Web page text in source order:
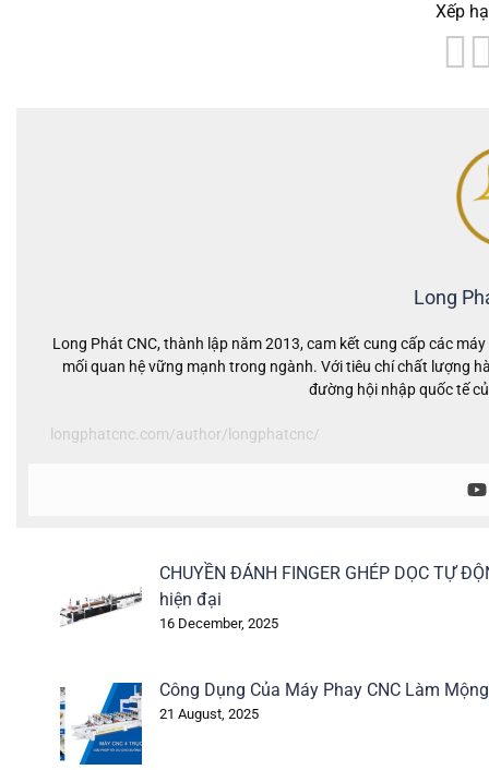
Xếp
Long
Long Phát CNC, thành lập năm 2013, cam kết cung cấp các
mối quan hệ vững mạnh trong ngành. Với tiêu chí chất lượng
đường hội nhập quốc tế
longphatcnc.com/author/longphatcnc/
CHUYỀN ĐÁNH FINGER GHÉP DỌC TỰ
hiện đại
16 December, 2025
Công Dụng Của Máy Phay CNC Làm
21 August, 2025